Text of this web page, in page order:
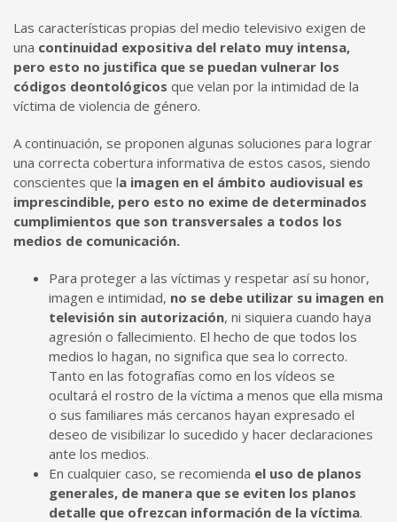
Las características propias del medio televisivo exigen de
una continuidad expositiva del relato muy intensa,
pero esto no justifica que se puedan vulnerar los
códigos deontológicos que velan por la intimidad de la
víctima de violencia de género.
A continuación, se proponen algunas soluciones para lograr
una correcta cobertura informativa de estos casos, siendo
conscientes que la imagen en el ámbito audiovisual es
imprescindible, pero esto no exime de determinados
cumplimientos que son transversales a todos los
medios de comunicación.
Para proteger a las víctimas y respetar así su honor,
imagen e intimidad, no se debe utilizar su imagen en
televisión sin autorización, ni siquiera cuando haya
agresión o fallecimiento. El hecho de que todos los
medios lo hagan, no significa que sea lo correcto.
Tanto en las fotografías como en los vídeos se
ocultará el rostro de la víctima a menos que ella misma
o sus familiares más cercanos hayan expresado el
deseo de visibilizar lo sucedido y hacer declaraciones
ante los medios.
En cualquier caso, se recomienda el uso de planos
generales, de manera que se eviten los planos
detalle que ofrezcan información de la víctima.